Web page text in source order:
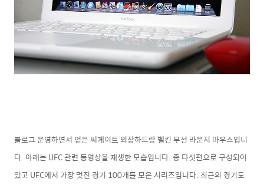
블로그 운영하면서 얻은 씨게이트 외장하드랑 벨킨 무선 라운지 마우스입니
다. 아래는 UFC 관련 동영상을 재생한 모습입니다. 총 다섯편으로 구성되어
있고 UFC에서 가장 멋진 경기 100개를 모은 시리즈입니다. 최근의 경기도